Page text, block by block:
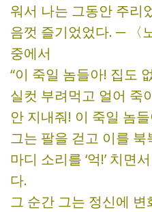
워서 나는 그동안 주리
음껏 즐기었었다. ─ 〈
중에서
“이 죽일 놈들아! 집도
실컷 부려먹고 얼어 죽
안 지내줘! 이 죽일 놈들
그는 팔을 걷고 이를
마디 소리를 ‘억!’ 치면
다.
그 순간 그는 정신에